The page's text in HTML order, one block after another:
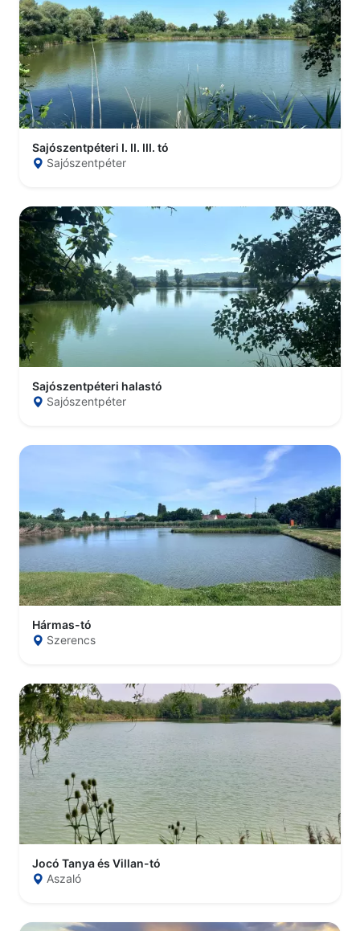
Sajószentpéteri I. II. III. tó
Sajószentpéter
Sajószentpéteri halastó
Sajószentpéter
Hármas-tó
Szerencs
Jocó Tanya és Villan-tó
Aszaló